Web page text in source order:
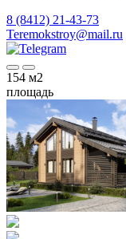
8 (8412) 21-43-73
Teremokstroy@mail.ru
154 м2
площадь